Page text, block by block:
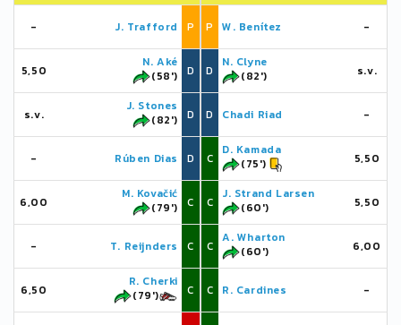
- J. Trafford P
5,50
N. Aké
(58')
D
s.v.
J. Stones
(82')
D
- Rúben Dias D
6,00
M. Kovačić
(79')
C
- T. Reijnders C
6,50
R. Cherki
(79')
C
P W. Benítez -
D
N. Clyne
(82')
s.v.
D Chadi Riad -
C
D. Kamada
(75')
5,50
C
J. Strand Larsen
(60')
5,50
C
A. Wharton
(60')
6,00
C R. Cardines -